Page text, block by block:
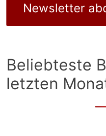
Newsletter
Beliebteste
letzten